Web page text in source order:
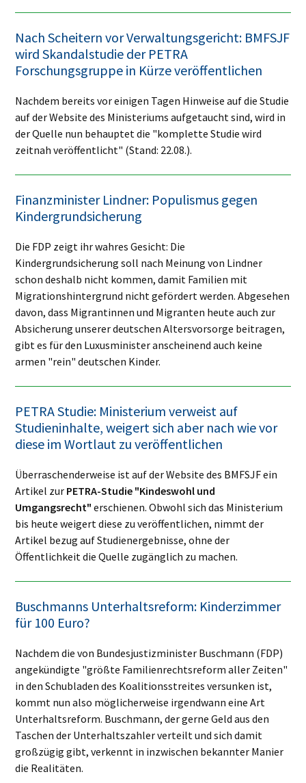
Nach Scheitern vor Verwaltungsgericht: BMFSJF
wird Skandalstudie der PETRA
Forschungsgruppe in Kürze veröffentlichen
Nachdem bereits vor einigen Tagen Hinweise auf die Studie
auf der Website des Ministeriums aufgetaucht sind, wird in
der Quelle nun behauptet die "komplette Studie wird
zeitnah veröffentlicht" (Stand: 22.08.).
Finanzminister Lindner: Populismus gegen
Kindergrundsicherung
Die FDP zeigt ihr wahres Gesicht: Die
Kindergrundsicherung soll nach Meinung von Lindner
schon deshalb nicht kommen, damit Familien mit
Migrationshintergrund nicht gefördert werden. Abgesehen
davon, dass Migrantinnen und Migranten heute auch zur
Absicherung unserer deutschen Altersvorsorge beitragen,
gibt es für den Luxusminister anscheinend auch keine
armen "rein" deutschen Kinder.
PETRA Studie: Ministerium verweist auf
Studieninhalte, weigert sich aber nach wie vor
diese im Wortlaut zu veröffentlichen
Überraschenderweise ist auf der Website des BMFSJF ein
Artikel zur PETRA-Studie "Kindeswohl und
Umgangsrecht" erschienen. Obwohl sich das Ministerium
bis heute weigert diese zu veröffentlichen, nimmt der
Artikel bezug auf Studienergebnisse, ohne der
Öffentlichkeit die Quelle zugänglich zu machen.
Buschmanns Unterhaltsreform: Kinderzimmer
für 100 Euro?
Nachdem die von Bundesjustizminister Buschmann (FDP)
angekündigte "größte Familienrechtsreform aller Zeiten"
in den Schubladen des Koalitionsstreites versunken ist,
kommt nun also möglicherweise irgendwann eine Art
Unterhaltsreform. Buschmann, der gerne Geld aus den
Taschen der Unterhaltszahler verteilt und sich damit
großzügig gibt, verkennt in inzwischen bekannter Manier
die Realitäten.